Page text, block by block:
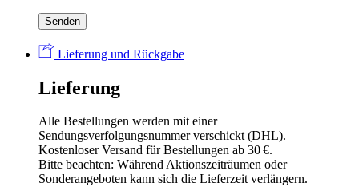
Lieferung und Rückgabe
Lieferung
Alle Bestellungen werden mit einer
Sendungsverfolgungsnummer verschickt (DHL).
Kostenloser Versand für Bestellungen ab 30 €.
Bitte beachten: Während Aktionszeiträumen oder
Sonderangeboten kann sich die Lieferzeit verlängern.